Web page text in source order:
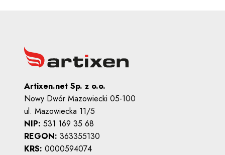
Artixen.net Sp. z o.o.
Nowy Dwór Mazowiecki 05-100
ul. Mazowiecka 11/5
NIP: 531 169 35 68
REGON: 363355130
KRS: 0000594074